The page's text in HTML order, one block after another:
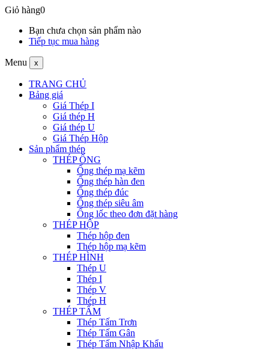
Giỏ hàng0
Bạn chưa chọn sản phẩm nào
Tiếp tục mua hàng
Menu x
TRANG CHỦ
Bảng giá
Giá Thép I
Giá thép H
Giá thép U
Giá Thép Hộp
Sản phẩm thép
THÉP ỐNG
Ống thép mạ kẽm
Ống thép hàn đen
Ống thép đúc
Ống thép siêu âm
Ống lốc theo đơn đặt hàng
THÉP HỘP
Thép hộp đen
Thép hộp mạ kẽm
THÉP HÌNH
Thép U
Thép I
Thép V
Thép H
THÉP TẤM
Thép Tấm Trơn
Thép Tấm Gân
Thép Tấm Nhập Khẩu